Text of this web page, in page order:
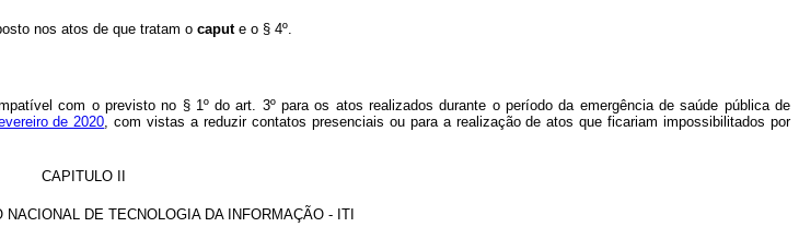
nos atos de que tratam o caput e o § 4º.
com o previsto no § 1º do art. 3º para os atos realizados durante o período da emergência de saúde pública de
de 2020, com vistas a reduzir contatos presenciais ou para a realização de atos que ficariam impossibilitados por
CAPITULO II
NACIONAL DE TECNOLOGIA DA INFORMAÇÃO - ITI